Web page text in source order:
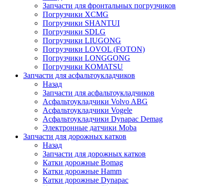
Запчасти для фронтальных погрузчиков
Погрузчики XCMG
Погрузчики SHANTUI
Погрузчики SDLG
Погрузчики LIUGONG
Погрузчики LOVOL (FOTON)
Погрузчики LONGGONG
Погрузчики KOMATSU
Запчасти для асфальтоукладчиков
Назад
Запчасти для асфальтоукладчиков
Асфальтоукладчики Volvo ABG
Асфальтоукладчики Vogele
Асфальтоукладчики Dynapac Demag
Электронные датчики Moba
Запчасти для дорожных катков
Назад
Запчасти для дорожных катков
Катки дорожные Bomag
Катки дорожные Hamm
Катки дорожные Dynapac